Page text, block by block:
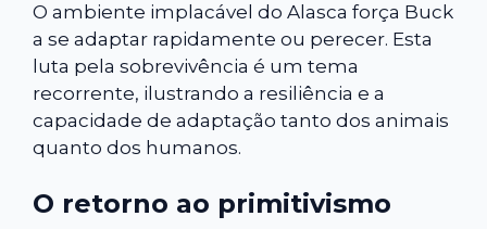
O ambiente implacável do Alasca força Buck
a se adaptar rapidamente ou perecer. Esta
luta pela sobrevivência é um tema
recorrente, ilustrando a resiliência e a
capacidade de adaptação tanto dos animais
quanto dos humanos.
O retorno ao primitivismo